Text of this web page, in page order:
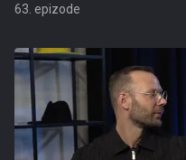
63. epizode